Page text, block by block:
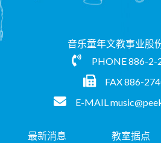
音乐童年文教事业股
PHONE886-2-
FAX 886-
E-MAIL
最新消息 教室据点